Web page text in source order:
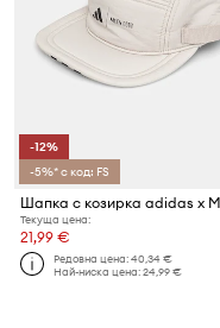
-12%
-5%* с код: FS
Текуща цена:
21,99 €
Редовна цена:40,34 €
Най-ниска цена:24,99 €